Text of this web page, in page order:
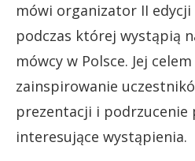
mówi organizator II
podczas której wystąpią
mówcy w Polsce. Jej
zainspirowanie
prezentacji i podrzucenie
interesujące wystąpienia.